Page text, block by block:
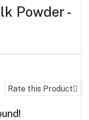
Powder -
Rate this Product